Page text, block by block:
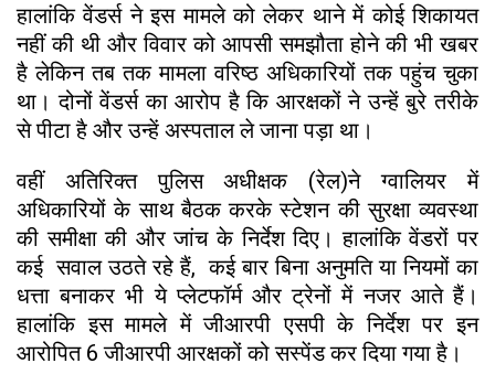
हालांकि वेंडर्स ने इस मामले को लेकर थाने में कोई शिकायत
नहीं की थी और विवार को आपसी समझौता होने की भी खबर
है लेकिन तब तक मामला वरिष्ठ अधिकारियों तक पहुंच चुका
था। दोनों वेंडर्स का आरोप है कि आरक्षकों ने उन्हें बुरे तरीके
से पीटा है और उन्हें अस्पताल ले जाना पड़ा था।
वहीं अतिरिक्त पुलिस अधीक्षक (रेल)ने ग्वालियर में
अधिकारियों के साथ बैठक करके स्टेशन की सुरक्षा व्यवस्था
की समीक्षा की और जांच के निर्देश दिए। हालांकि वेंडरों पर
कई सवाल उठते रहे हैं, कई बार बिना अनुमति या नियमों का
धत्ता बनाकर भी ये प्लेटफॉर्म और ट्रेनों में नजर आते हैं।
हालांकि इस मामले में जीआरपी एसपी के निर्देश पर इन
आरोपित 6 जीआरपी आरक्षकों को सस्पेंड कर दिया गया है।